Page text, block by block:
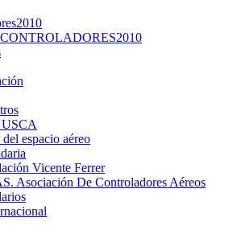
espacio aéreo
Vicente Ferrer
Asociación De Controladores Aéreos